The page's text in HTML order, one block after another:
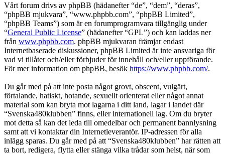
Vårt forum drivs av phpBB (hädanefter “de”, “dem”, “deras”,
“phpBB mjukvara”, “www.phpbb.com”, “phpBB Limited”,
“phpBB Teams”) som är en forumprogramvara tillgänglig under
“General Public License” (hädanefter “GPL”) och kan laddas ner
från www.phpbb.com. phpBB mjukvaran främjar endast
Internetbaserade diskussioner, phpBB Limited är inte ansvariga för
vad vi tillåter och/eller förbjuder för innehåll och/eller uppförande.
För mer information om phpBB, besök https://www.phpbb.com/.
Du går med på att inte posta något grovt, obscent, vulgärt,
förtalande, hatiskt, hotande, sexuellt orienterat eller något annat
material som kan bryta mot lagarna i ditt land, lagar i landet där
“Svenska480klubben” finns, eller internationell lag. Om du bryter
mot detta så kan det leda till omedelbar och permanent bannlysning
samt att vi kontaktar din Internetleverantör. IP-adressen för alla
inlägg sparas. Du går med på att “Svenska480klubben” har rätten att
ta bort, redigera, flytta eller stänga vilka trådar som helst, när som